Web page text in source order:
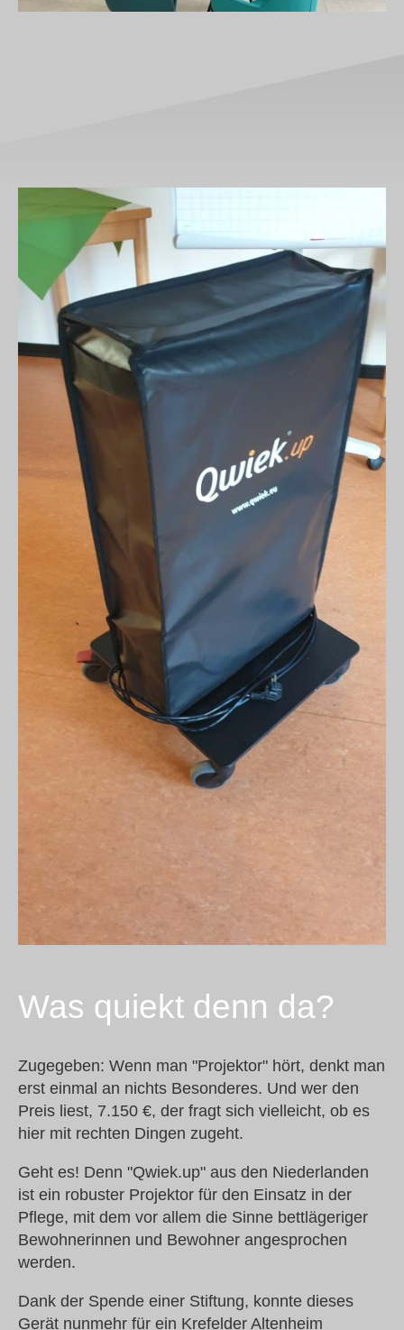
Was quiekt denn da?
Zugegeben: Wenn man "Projektor" hört, denkt man
erst einmal an nichts Besonderes. Und wer den
Preis liest, 7.150 €, der fragt sich vielleicht, ob es
hier mit rechten Dingen zugeht.
Geht es! Denn "Qwiek.up" aus den Niederlanden
ist ein robuster Projektor für den Einsatz in der
Pflege, mit dem vor allem die Sinne bettlägeriger
Bewohnerinnen und Bewohner angesprochen
werden.
Dank der Spende einer Stiftung, konnte dieses
Gerät nunmehr für ein Krefelder Altenheim